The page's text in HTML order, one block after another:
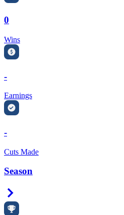
0
Wins
-
Earnings
-
Cuts Made
Season